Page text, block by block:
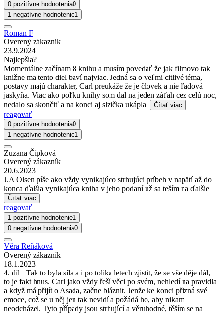
0 pozitívne hodnotenia0
1 negatívne hodnotenie1
Roman F
Overený zákazník
23.9.2024
Najlepšia?
Momentálne začínam 8 knihu a musím povedať že jak filmovo tak
knižne ma tento diel baví najviac. Jedná sa o veľmi citlivé téma,
postavy majú charakter, Carl preukáže že je človek a nie ľadová
jaskyňa. Viac ako poľku knihy som dal na jeden záťah cez celú noc,
nedalo sa skončiť a na konci aj slzička ukápla.
Čítať viac
reagovať
0 pozitívne hodnotenia0
1 negatívne hodnotenie1
Zuzana Čipková
Overený zákazník
20.6.2023
J.A Olsen píše ako vždy vynikajúco strhujúci príbeh v napätí až do
konca ďalšia vynikajúca kniha v jeho podaní už sa teším na ďalšie
Čítať viac
reagovať
1 pozitívne hodnotenie1
0 negatívne hodnotenia0
Věra Reňáková
Overený zákazník
18.1.2023
4. díl - Tak to byla síla a i po tolika letech zjistit, že se vše děje dál,
to je fakt hnus. Carl jako vždy řeší věci po svém, nehledí na pravidla
a když má přijít o Asada, začne bláznit. Jenže ke konci přizná své
emoce, což se u něj jen tak nevidí a požádá ho, aby nikam
neodcházel. Tyto případy jsou strhující a věruhodné, těším se na